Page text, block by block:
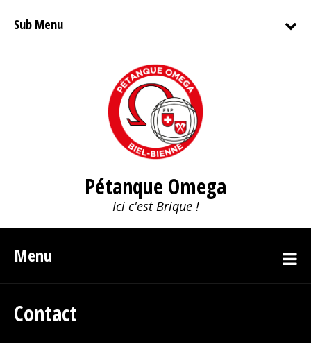
Sub Menu
Pétanque Omega
Ici c'est Brique !
Menu
Contact